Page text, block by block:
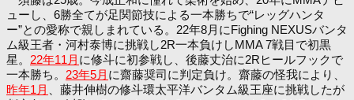
ューし、6勝全てが足関節技による一本勝ちで“レッグハンタ
ー”との愛称で親しまれている。22年8月にFighing NEXUSバンタ
ム級王者・河村泰博に挑戦し2R一本負けしMMA 7戦目で初黒
星。 22年11月 に修斗に初参戦し、後藤丈治に2Rヒールフックで
一本勝ち。 23年5月 に齋藤奨司に判定負け。齋藤の怪我により、
昨年1月
、藤井伸樹の修斗環太平洋バンタム級王座に挑戦したが